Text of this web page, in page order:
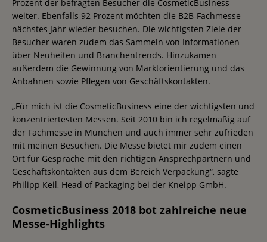
Prozent der befragten Besucher die CosmeticBusiness
weiter. Ebenfalls 92 Prozent möchten die B2B-Fachmesse
nächstes Jahr wieder besuchen. Die wichtigsten Ziele der
Besucher waren zudem das Sammeln von Informationen
über Neuheiten und Branchentrends. Hinzukamen
außerdem die Gewinnung von Marktorientierung und das
Anbahnen sowie Pflegen von Geschäftskontakten.
„Für mich ist die CosmeticBusiness eine der wichtigsten und
konzentriertesten Messen. Seit 2010 bin ich regelmäßig auf
der Fachmesse in München und auch immer sehr zufrieden
mit meinen Besuchen. Die Messe bietet mir zudem einen
Ort für Gespräche mit den richtigen Ansprechpartnern und
Geschäftskontakten aus dem Bereich Verpackung“, sagte
Philipp Keil, Head of Packaging bei der Kneipp GmbH.
CosmeticBusiness 2018 bot zahlreiche neue
Messe-Highlights